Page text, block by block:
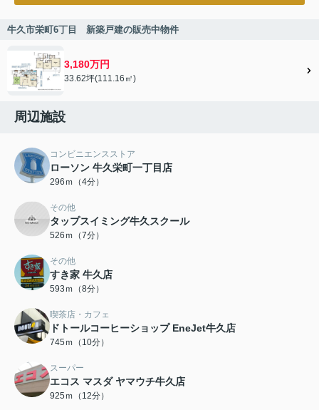
牛久市栄町6丁目 新築戸建の販売中物件
3,180万円
33.62坪(111.16㎡)
周辺施設
コンビニエンスストア
ローソン 牛久栄町一丁目店
296ｍ（4分）
その他
タップスイミング牛久スクール
526ｍ（7分）
その他
すき家 牛久店
593ｍ（8分）
喫茶店・カフェ
ドトールコーヒーショップ EneJet牛久店
745ｍ（10分）
スーパー
エコス マスダ ヤマウチ牛久店
925ｍ（12分）